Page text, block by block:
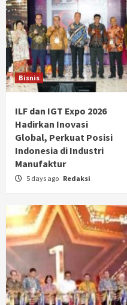
Bisnis
ILF dan IGT Expo 2026
Hadirkan Inovasi
Global, Perkuat Posisi
Indonesia di Industri
Manufaktur
5 days ago Redaksi